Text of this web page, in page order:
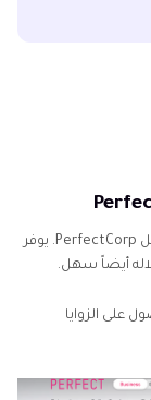
يمكنك أيضاً اختيار تطبيق جوال لتمديد الصور على شكل PerfectCorp. يوفر
أيضاً سهل.
على الزوايا